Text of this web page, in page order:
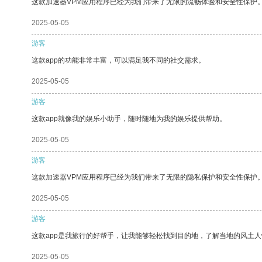
这款加速器VPM应用程序已经为我们带来了无限的流畅体验和安全性保护。
2025-05-05
游客
这款app的功能非常丰富，可以满足我不同的社交需求。
2025-05-05
游客
这款app就像我的娱乐小助手，随时随地为我的娱乐提供帮助。
2025-05-05
游客
这款加速器VPM应用程序已经为我们带来了无限的隐私保护和安全性保护。
2025-05-05
游客
这款app是我旅行的好帮手，让我能够轻松找到目的地，了解当地的风土人
2025-05-05